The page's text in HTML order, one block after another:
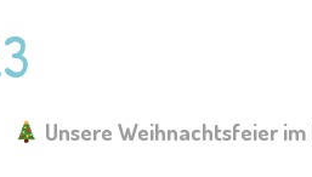
Unsere Weihnachtsfeier